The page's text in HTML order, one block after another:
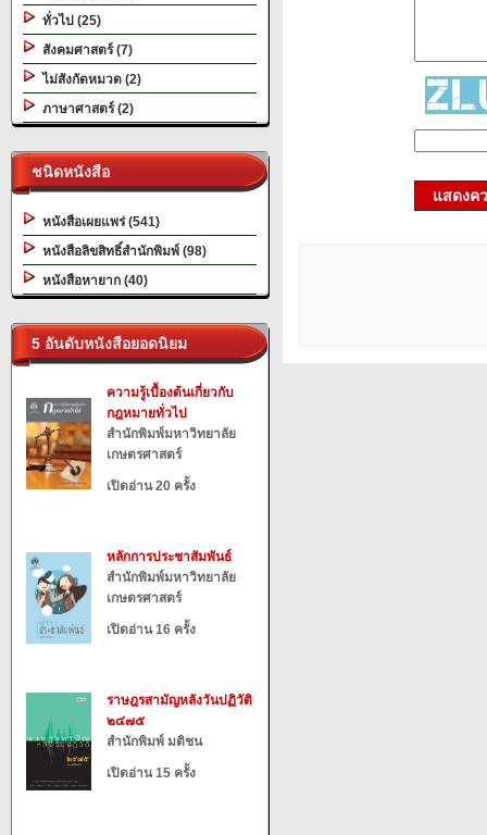
ทั่วไป (25)
สังคมศาสตร์ (7)
ไม่สังกัดหมวด (2)
ภาษาศาสตร์ (2)
ชนิดหนังสือ
หนังสือเผยแพร่ (541)
หนังสือลิขสิทธิ์สำนักพิมพ์ (98)
หนังสือหายาก (40)
5 อันดับหนังสือยอดนิยม
ความรู้เบื้องต้นเกี่ยวกับ
กฎหมายทั่วไป
สำนักพิมพ์มหาวิทยาลัย
เกษตรศาสตร์
เปิดอ่าน 20 ครั้ง
หลักการประชาสัมพันธ์
สำนักพิมพ์มหาวิทยาลัย
เกษตรศาสตร์
เปิดอ่าน 16 ครั้ง
ราษฎรสามัญหลังวันปฏิวัติ
๒๔๗๕
สำนักพิมพ์ มติชน
เปิดอ่าน 15 ครั้ง
แสดงค